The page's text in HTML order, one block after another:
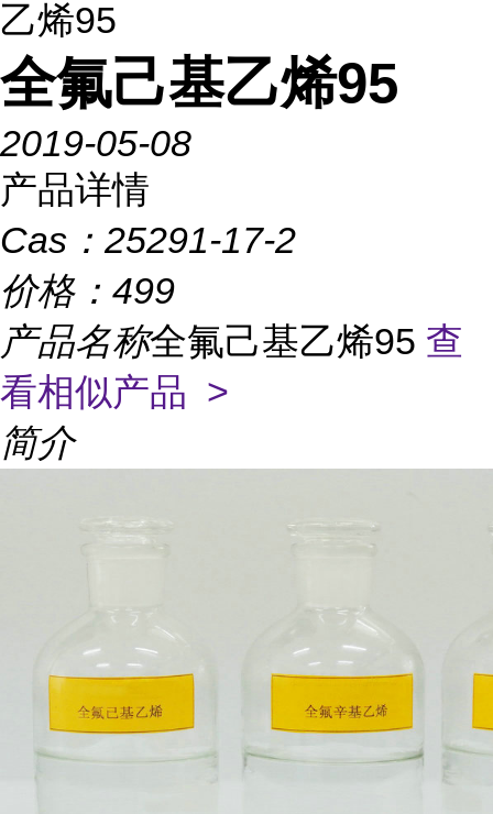
乙烯95
全氟己基乙烯95
2019-05-08
产品详情
Cas： 25291-17-2
价格： 499
产品名称全氟己基乙烯95 查
看相似产品 >
简介